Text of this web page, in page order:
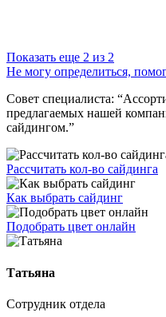
Показать еще 2 из 2
Не могу определиться,
Совет специалиста:
предлагаемых нашей
сайдингом.”
Рассчитать кол-во сайдинга
Как выбрать сайдинг
Подобрать цвет онлайн
Татьяна
Сотрудник отдела